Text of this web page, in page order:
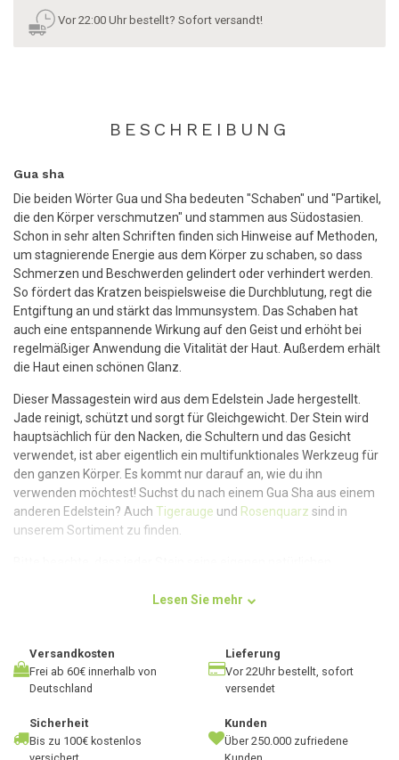
Vor 22:00 Uhr bestellt? Sofort versandt!
BESCHREIBUNG
Gua sha
Die beiden Wörter Gua und Sha bedeuten "Schaben" und "Partikel,
die den Körper verschmutzen" und stammen aus Südostasien.
Schon in sehr alten Schriften finden sich Hinweise auf Methoden,
um stagnierende Energie aus dem Körper zu schaben, so dass
Schmerzen und Beschwerden gelindert oder verhindert werden.
So fördert das Kratzen beispielsweise die Durchblutung, regt die
Entgiftung an und stärkt das Immunsystem. Das Schaben hat
auch eine entspannende Wirkung auf den Geist und erhöht bei
regelmäßiger Anwendung die Vitalität der Haut. Außerdem erhält
die Haut einen schönen Glanz.
Dieser Massagestein wird aus dem Edelstein Jade hergestellt.
Jade reinigt, schützt und sorgt für Gleichgewicht. Der Stein wird
hauptsächlich für den Nacken, die Schultern und das Gesicht
verwendet, ist aber eigentlich ein multifunktionales Werkzeug für
den ganzen Körper. Es kommt nur darauf an, wie du ihn
verwenden möchtest! Suchst du nach einem Gua Sha aus einem
anderen Edelstein? Auch Tigerauge und Rosenquarz sind in
unserem Sortiment zu finden.
erhälst, von der Abbildung abweichen kann.
Verwendung
Diesesr grüne Jade-Edelstein wird hauptsächlich für das Gesicht
mit einem angenehmen (Gesichts-)Öl zu verwenden. Es ist
ratsam, den Stein vorher mit kaltem Wasser abzuspülen und
Lesen Sie mehr
Versandkosten
Frei ab 60€ innerhalb von
Deutschland
Lieferung
Vor 22Uhr bestellt, sofort
versendet
Sicherheit
Bis zu 100€ kostenlos
Kunden
Über 250.000 zufriedene